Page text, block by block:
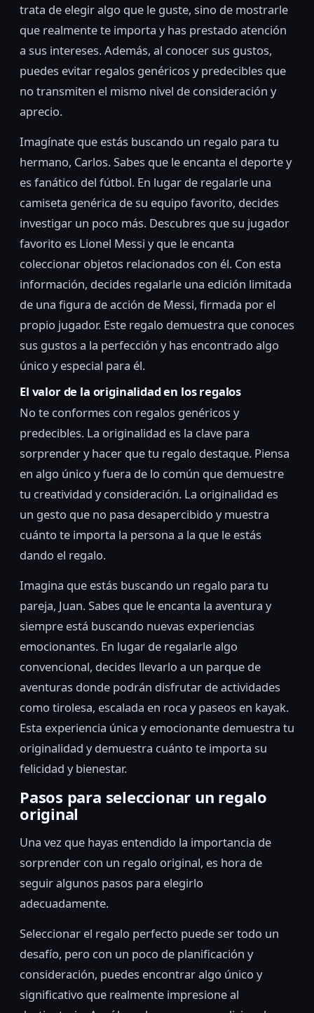
trata de elegir algo que le guste, sino de mostrarle
que realmente te importa y has prestado atención
a sus intereses. Además, al conocer sus gustos,
puedes evitar regalos genéricos y predecibles que
no transmiten el mismo nivel de consideración y
aprecio.
Imagínate que estás buscando un regalo para tu
hermano, Carlos. Sabes que le encanta el deporte y
es fanático del fútbol. En lugar de regalarle una
camiseta genérica de su equipo favorito, decides
investigar un poco más. Descubres que su jugador
favorito es Lionel Messi y que le encanta
coleccionar objetos relacionados con él. Con esta
información, decides regalarle una edición limitada
de una figura de acción de Messi, firmada por el
propio jugador. Este regalo demuestra que conoces
sus gustos a la perfección y has encontrado algo
único y especial para él.
El valor de la originalidad en los regalos
No te conformes con regalos genéricos y
predecibles. La originalidad es la clave para
sorprender y hacer que tu regalo destaque. Piensa
en algo único y fuera de lo común que demuestre
tu creatividad y consideración. La originalidad es
un gesto que no pasa desapercibido y muestra
cuánto te importa la persona a la que le estás
dando el regalo.
Imagina que estás buscando un regalo para tu
pareja, Juan. Sabes que le encanta la aventura y
siempre está buscando nuevas experiencias
emocionantes. En lugar de regalarle algo
convencional, decides llevarlo a un parque de
aventuras donde podrán disfrutar de actividades
como tirolesa, escalada en roca y paseos en kayak.
Esta experiencia única y emocionante demuestra tu
originalidad y demuestra cuánto te importa su
felicidad y bienestar.
Pasos para seleccionar un regalo
original
Una vez que hayas entendido la importancia de
sorprender con un regalo original, es hora de
seguir algunos pasos para elegirlo
adecuadamente.
Seleccionar el regalo perfecto puede ser todo un
desafío, pero con un poco de planificación y
consideración, puedes encontrar algo único y
significativo que realmente impresione al